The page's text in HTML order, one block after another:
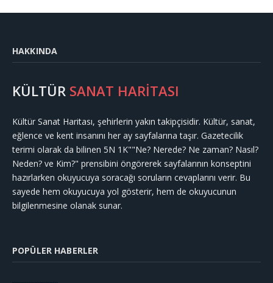
HAKKINDA
KÜLTÜR SANAT HARİTASI
Kültür Sanat Haritası, şehirlerin yakın takipçisidir. Kültür, sanat,
eğlence ve kent insanını her ay sayfalarına taşır. Gazetecilik
terimi olarak da bilinen 5N 1K""Ne? Nerede? Ne zaman? Nasıl?
Neden? ve Kim?" prensibini öngörerek sayfalarının konseptini
hazırlarken okuyucuya soracağı soruların cevaplarını verir. Bu
sayede hem okuyucuya yol gösterir, hem de okuyucunun
bilgilenmesine olanak sunar.
POPÜLER HABERLER